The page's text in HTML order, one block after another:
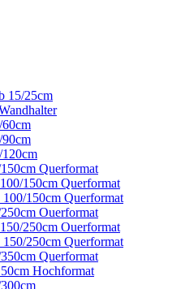
15/25cm
Querformat
150cm Querformat
150cm Querformat
Ouerformat
250cm Ouerformat
250cm Querformat
Querformat
Hochformat